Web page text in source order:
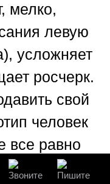
мелко,
левую
усложняет
росчерк.
свой
человек
все равно